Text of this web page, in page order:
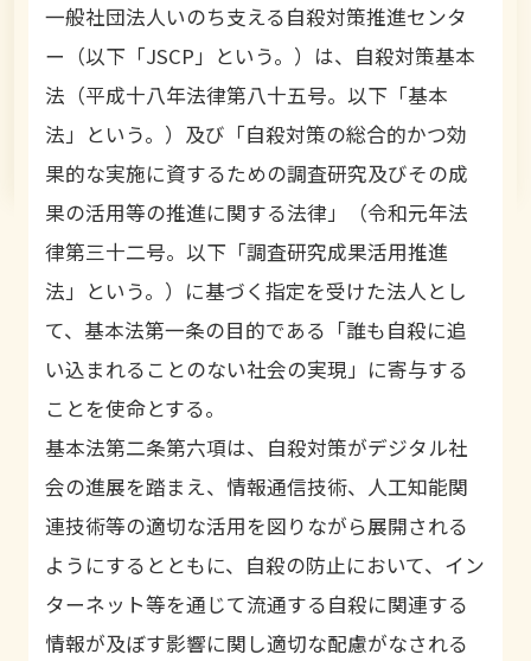
一般社団法人いのち支える自殺対策推進センタ
ー（以下「JSCP」という。）は、自殺対策基本
法（平成十八年法律第八十五号。以下「基本
法」という。）及び「自殺対策の総合的かつ効
果的な実施に資するための調査研究及びその成
果の活用等の推進に関する法律」（令和元年法
律第三十二号。以下「調査研究成果活用推進
法」という。）に基づく指定を受けた法人とし
て、基本法第一条の目的である「誰も自殺に追
い込まれることのない社会の実現」に寄与する
ことを使命とする。
基本法第二条第六項は、自殺対策がデジタル社
会の進展を踏まえ、情報通信技術、人工知能関
連技術等の適切な活用を図りながら展開される
ようにするとともに、自殺の防止において、イン
ターネット等を通じて流通する自殺に関連する
情報が及ぼす影響に関し適切な配慮がなされる